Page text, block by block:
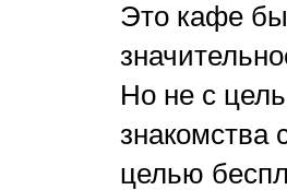
Это кафе
Но не с
знакомства
целью